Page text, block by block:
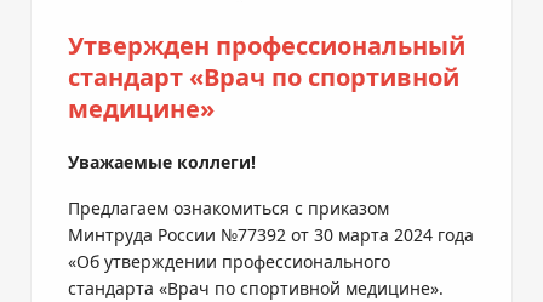
Утвержден профессиональный
стандарт «Врач по спортивной
медицине»
Уважаемые коллеги!
Предлагаем ознакомиться с приказом
Минтруда России №77392 от 30 марта 2024 года
«Об утверждении профессионального
стандарта «Врач по спортивной медицине».